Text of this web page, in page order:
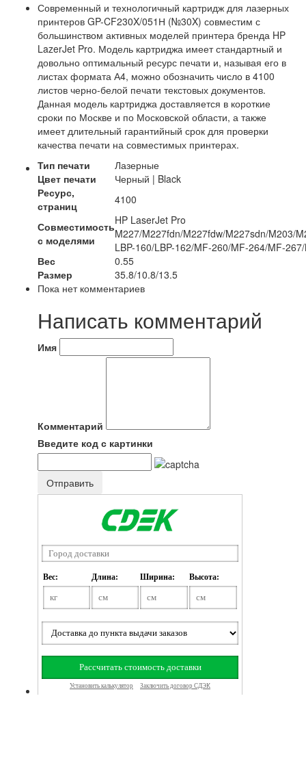
Современный и технологичный картридж для лазерных
принтеров GP-CF230X/051Н (№30X) совместим с
большинством активных моделей принтера бренда HP
LazerJet Pro. Модель картриджа имеет стандартный и
довольно оптимальный ресурс печати и, называя его в
листах формата А4, можно обозначить число в 4100
листов черно-белой печати текстовых документов.
Данная модель картриджа доставляется в короткие
сроки по Москве и по Московской области, а также
имеет длительный гарантийный срок для проверки
качества печати на совместимых принтерах.
Тип печати
Лазерные
Цвет печати
Черный | Black
Ресурс,
страниц
4100
Совместимость
с моделями
HP LaserJet Pro
M227/M227fdn/M227fdw/M227sdn/M203/
LBP-160/LBP-162/MF-260/MF-264/MF-
Вес
0.55
Размер
35.8/10.8/13.5
Пока нет комментариев
Написать комментарий
Имя
Комментарий
Введите код с картинки